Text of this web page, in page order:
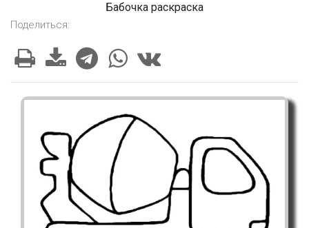
Бабочка раскраска
Поделиться: